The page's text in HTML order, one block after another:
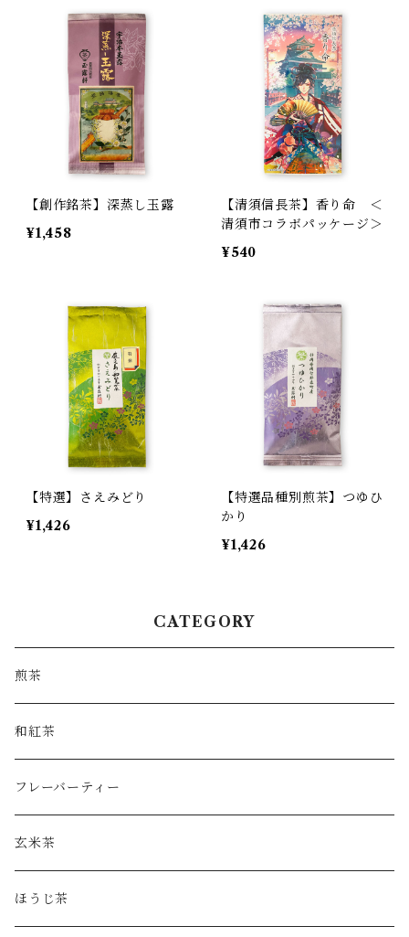
【創作銘茶】深蒸し玉露
¥1,458
【清須信長茶】香り命 ＜
清須市コラボパッケージ＞
¥540
【特選】さえみどり
¥1,426
【特選品種別煎茶】つゆひ
かり
¥1,426
CATEGORY
煎茶
和紅茶
フレーバーティー
玄米茶
ほうじ茶